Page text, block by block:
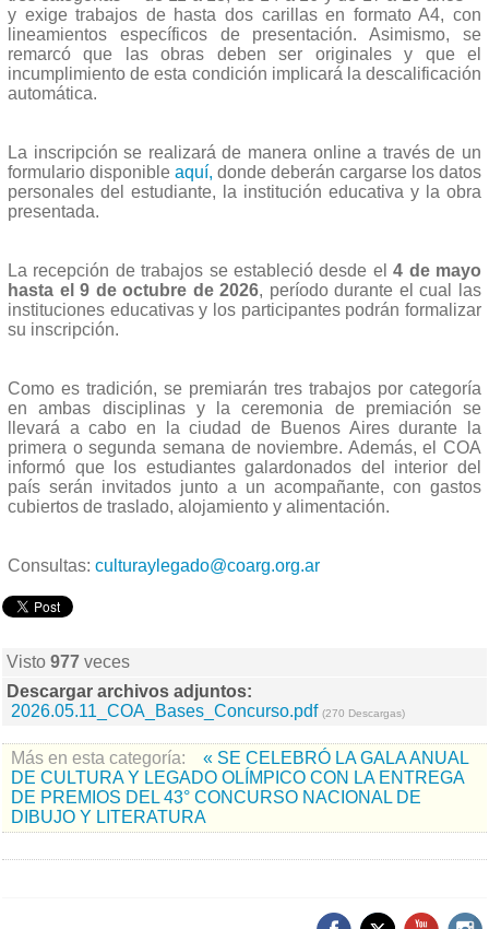
y exige trabajos de hasta dos carillas en formato A4, con
lineamientos específicos de presentación. Asimismo, se
remarcó que las obras deben ser originales y que el
incumplimiento de esta condición implicará la descalificación
automática.
La inscripción se realizará de manera online a través de un
formulario disponible aquí, donde deberán cargarse los datos
personales del estudiante, la institución educativa y la obra
presentada.
La recepción de trabajos se estableció desde el4 de mayo
hasta el 9 de octubre de 2026, período durante el cual las
instituciones educativas y los participantes podrán formalizar
su inscripción.
Como es tradición, se premiarán tres trabajos por categoría
en ambas disciplinas y la ceremonia de premiación se
llevará a cabo en la ciudad de Buenos Aires durante la
primera o segunda semana de noviembre. Además, el COA
informó que los estudiantes galardonados del interior del
país serán invitados junto a un acompañante, con gastos
cubiertos de traslado, alojamiento y alimentación.
Consultas: culturaylegado@coarg.org.ar
Visto 977 veces
Descargar archivos adjuntos:
2026.05.11_COA_Bases_Concurso.pdf (270 Descargas)
Más en esta categoría:
« SE CELEBRÓ LA GALA ANUAL
DE CULTURA Y LEGADO OLÍMPICO CON LA ENTREGA
DE PREMIOS DEL 43° CONCURSO NACIONAL DE
DIBUJO Y LITERATURA